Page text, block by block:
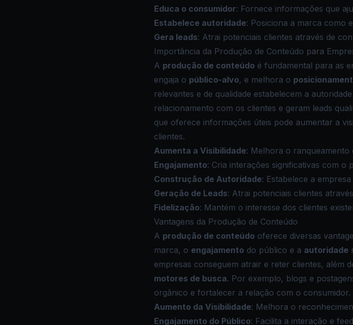
Educa o consumidor: Fornece informações que
Estabelece autoridade: Posiciona a marca como
Gera leads: Atrai potenciais clientes através de
Importância da Produção de Conteúdo para
A produção de conteúdo é fundamental para as
engaja o público-alvo, e melhora o
relevantes e de qualidade estabelecem a
relacionamento com os clientes e geram leads
que oferece informações úteis pode aumentar a
clientes.
Aumenta a Visibilidade: Melhora o ranqueamento
Engajamento: Cria interações significativas com o
Construção de Autoridade: Estabelece a
Geração de Leads: Atrai potenciais clientes
Fidelização: Mantém o interesse dos clientes
Vantagens da Produção de Conteúdo
A produção de conteúdo oferece diversas
marca, o engajamento do público e a autoridade
empresas conseguem atrair e reter clientes, além
motores de busca. Por exemplo, blogs e
orgânico e fortalecer a relação com o consumidor.
Aumento da Visibilidade: Melhora o
Engajamento do Público: Facilita a interação e